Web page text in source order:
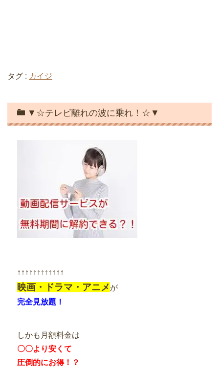
タグ : カイジ
▼☆テレビ離れの波に乗れ！☆▼
↑↑↑↑↑↑↑↑↑↑↑↑
映画・ドラマ・アニメが
完全見放題！
しかも月額料金は
〇〇より安くて
圧倒的にお得！？